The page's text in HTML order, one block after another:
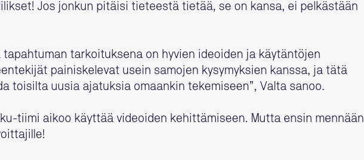
Jos jonkun pitäisi tieteestä tietää, se on kansa, ei pelkästään
tapahtuman tarkoituksena on hyvien ideoiden ja käytäntöjen
painiskelevat usein samojen kysymyksien kanssa, ja tätä
toisilta uusia ajatuksia omaankin tekemiseen”, Valta sanoo.
tiimi aikoo käyttää videoiden kehittämiseen. Mutta ensin mennään